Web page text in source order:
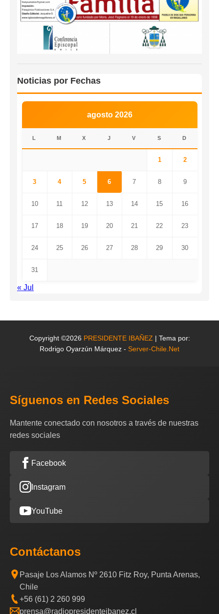
Noticias por Fechas
agosto 2026
L M X J V S D
1 2
3 4 5 6 7 8 9
10 11 12 13 14 15 16
17 18 19 20 21 22 23
24 25 26 27 28 29 30
31
« Jul
Copyright ©2026 PRESIDENTE IBAÑEZ | Tema por:
Rodrigo Oyarzún Márquez - Server-Chile.Net
Síguenos en Redes Sociales
Mantente conectado con nosotros a través de nuestras
redes sociales
Facebook
Instagram
YouTube
Contáctanos
Pasaje Los Alamos Nº 2610 Fitz Roy, Punta Arenas,
Chile
+56 (61) 2 260 999
prensa@radiopresidenteibanez.cl